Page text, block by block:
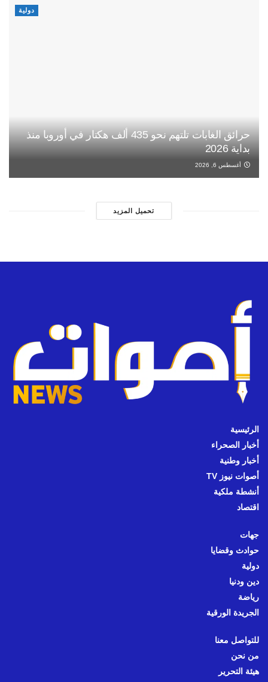
دولية
حرائق الغابات تلتهم نحو 435 ألف هكتار في أوروبا منذ
بداية 2026
أغسطس 6, 2026
تحميل المزيد
الرئيسية
أخبار الصحراء
أخبار وطنية
أصوات نيوز TV
أنشطة ملكية
اقتصاد
جهات
حوادث وقضايا
دولية
دين ودنيا
رياضة
الجريدة الورقية
للتواصل معنا
من نحن
هيئة التحرير